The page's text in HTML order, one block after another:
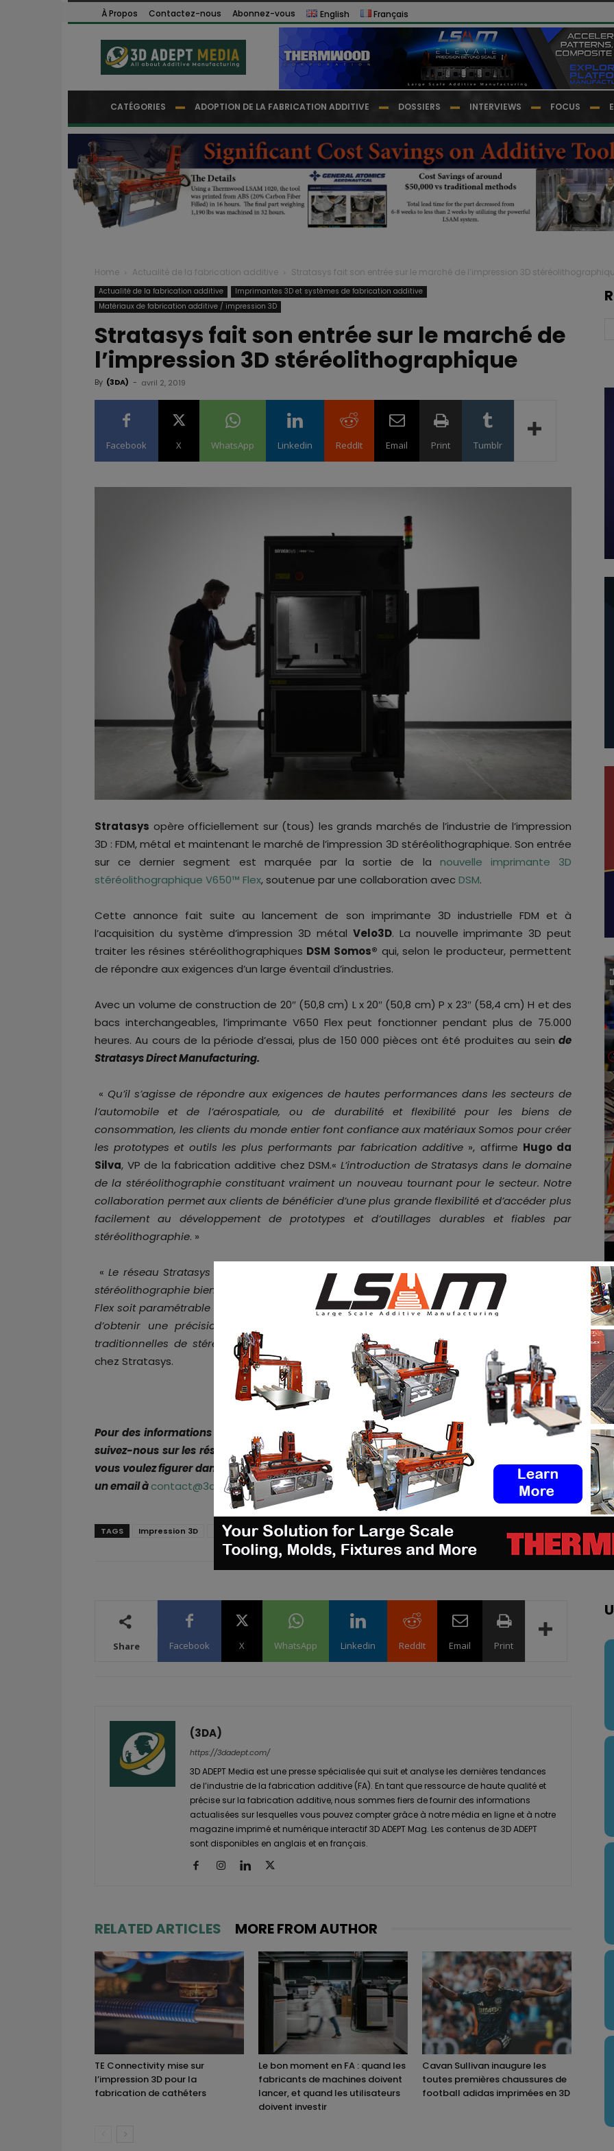
À Propos Contactez-nous Abonnez-vous English Français
CATÉGORIES ADOPTION DE LA FABRICATION ADDITIVE DOSSIERS INTERVIEWS FOCUS
Home Actualité de la fabrication additive Stratasys fait son entrée sur le marché de l’impression 3D
Actualité de la fabrication additive
Imprimantes 3D et systèmes de fabrication additive
Matériaux de fabrication additive / impression 3D
Stratasys fait son entrée sur le marché de
l’impression 3D stéréolithographique
By (3DA) - avril 2, 2019
Facebook X WhatsApp Linkedin ReddIt Email Print Tumblr
Stratasys opère officiellement sur (tous) les grands marchés de l’industrie de l’impression
3D : FDM, métal et maintenant le marché de l’impression 3D stéréolithographique. Son entrée
sur ce dernier segment est marquée par la sortie de la nouvelle imprimante 3D
stéréolithographique V650™ Flex, soutenue par une collaboration avecDSM.
Cette annonce fait suite au lancement de son imprimante 3D industrielle FDM et à
l’acquisition du système d’impression 3D métal Velo3D. La nouvelle imprimante 3D peut
traiter les résines stéréolithographiques DSM Somos® qui, selon le producteur, permettent
de répondre aux exigences d’un large éventail d’industries.
Avec un volume de construction de 20″ (50,8 cm) L x 20″ (50,8 cm) P x 23″ (58,4 cm) H et des
bacs interchangeables, l’imprimante V650 Flex peut fonctionner pendant plus de 75.000
heures. Au cours de la période d’essai, plus de 150 000 pièces ont été produites au sein de
Stratasys Direct Manufacturing.
« Qu’il s’agisse de répondre aux exigences de hautes performances dans les secteurs de
l’automobile et de l’aérospatiale, ou de durabilité et flexibilité pour les biens de
consommation, les clients du monde entier font confiance aux matériaux Somos pour créer
les prototypes et outils les plus performants par fabrication additive », affirme Hugo da
Silva, VP de la fabrication additive chez DSM.« L’introduction de Stratasys dans le domaine
de la stéréolithographie constituant vraiment un nouveau tournant pour le secteur. Notre
collaboration permet aux clients de bénéficier d’une plus grande flexibilité et d’accéder plus
facilement au développement de prototypes et d’outillages durables et fiables par
stéréolithographie. »
« Le réseau Stratasys de techniciens et distributeurs permet aux clients d’obtenir avec la
stéréolithographie bien plus que ce qu’ils avaient auparavant. Le fait que l’imprimante V650
Flex soit paramétrable et que les résines soient déjà vérifiées permet aux utilisateurs finaux
d’obtenir une précision de conception auparavant inenvisageable avec les solutions
traditionnelles de stéréolithographie
Omer Krieger,responsable produits EVP
chez Stratasys.
Pour des informations exclusives sur l’impression 3D, abonnez-vous à notre newsletter et
suivez-nous sur les réseaux sociaux ! Vous souhaitez-vous abonner à 3D ADEPT Mag ? Ou
vous voulez figurer dans le prochain numéro de notre magazine numérique ? Envoyez-nous
un email àcontact@3dadept.com
TAGS Impression 3D Stratasys
Share Facebook X WhatsApp Linkedin ReddIt Email Print
(3DA)
https://3dadept.com/
3D ADEPT Media est une presse spécialisée qui suit et analyse les dernières tendances
de l’industrie de la fabrication additive (FA). En tant que ressource de haute qualité et
précise sur la fabrication additive, nous sommes fiers de fournir des informations
actualisées sur lesquelles vous pouvez compter grâce à notre média en ligne et à notre
magazine imprimé et numérique interactif 3D ADEPT Mag. Les contenus de 3D ADEPT
sont disponibles en anglais et en français.
RELATED ARTICLES MORE FROM AUTHOR
TE Connectivity mise sur
l’impression 3D pour la
fabrication de cathéters
Le bon moment en FA : quand les
fabricants de machines doivent
lancer, et quand les utilisateurs
doivent investir
Cavan Sullivan inaugure les
toutes premières chaussures de
football adidas imprimées en 3D